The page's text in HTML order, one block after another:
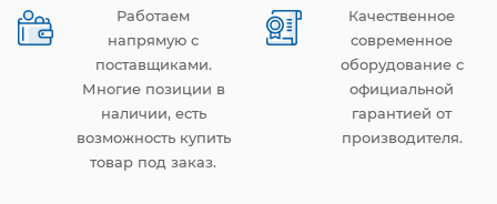
Работаем
напрямую с
поставщиками.
Многие позиции в
наличии, есть
возможность купить
товар под заказ.
Качественное
современное
оборудование с
официальной
гарантией от
производителя.